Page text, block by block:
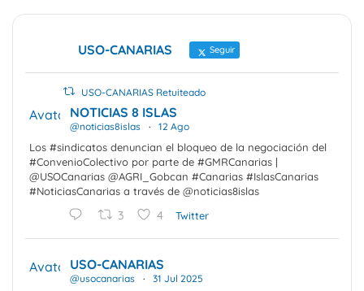
USO-CANARIAS Seguir
USO-CANARIAS Retuiteado
Avatar NOTICIAS 8 ISLAS
@noticias8islas · 12 Ago
Los #sindicatos denuncian el bloqueo de la negociación del
#ConvenioColectivo por parte de #GMRCanarias |
@USOCanarias @AGRI_Gobcan #Canarias #IslasCanarias
#NoticiasCanarias a través de @noticias8islas
3 4 Twitter
Avatar USO-CANARIAS
@usocanarias · 31 Jul 2025